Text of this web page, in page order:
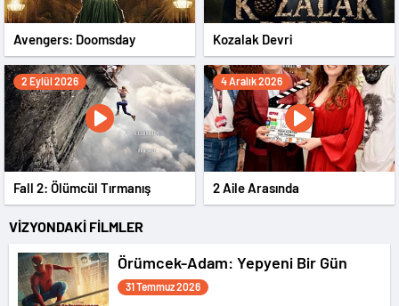
Avengers: Doomsday Kozalak Devri
2 Eylül 2026
Fall 2: Ölümcül Tırmanış
4 Aralık 2026
2 Aile Arasında
VİZYONDAKİ FİLMLER
Örümcek-Adam: Yepyeni Bir Gün
31 Temmuz 2026